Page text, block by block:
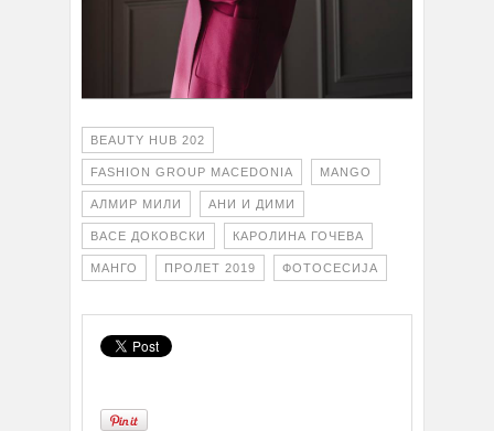
BEAUTY HUB 202
FASHION GROUP MACEDONIA MANGO
АЛМИР МИЛИ АНИ И ДИМИ
ВАСЕ ДОКОВСКИ КАРОЛИНА ГОЧЕВА
МАНГО ПРОЛЕТ 2019 ФОТОСЕСИЈА